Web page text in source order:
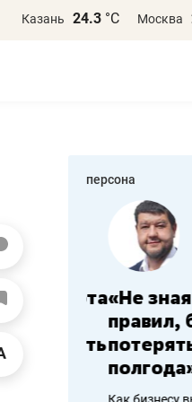
Казань 24.3 °С Москва
персона
работа «Не зная
правил,
потерять
полгода»